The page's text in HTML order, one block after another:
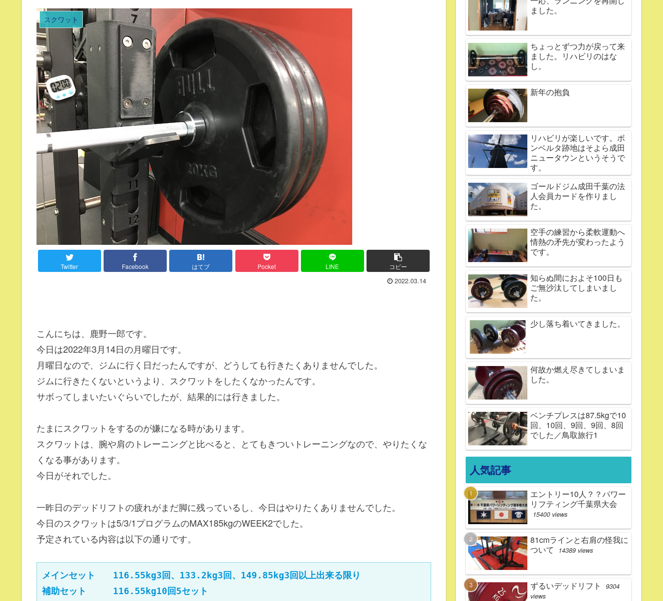
スクワット
Twitter Facebook はてブ Pocket LINE コピー
2022.03.14
こんにちは、鹿野一郎です。
今日は2022年3月14日の月曜日です。
月曜日なので、ジムに行く日だったんですが、どうしても行きたくありませんでした。
ジムに行きたくないというより、スクワットをしたくなかったんです。
サボってしまいたいぐらいでしたが、結果的には行きました。
たまにスクワットをするのが嫌になる時があります。
スクワットは、腕や肩のトレーニングと比べると、とてもきついトレーニングなので、やりたくな
くなる事があります。
今日がそれでした。
一昨日のデッドリフトの疲れがまだ脚に残っているし、今日はやりたくありませんでした。
今日のスクワットは5/3/1プログラムのMAX185kgのWEEK2でした。
予定されている内容は以下の通りです。
メインセット　　116.55kg3回、133.2kg3回、149.85kg3回以上出来る限り
補助セット　　　116.55kg10回5セット
ました。
ちょっとずつ力が戻って来
ました。リハビリのはな
し。
新年の抱負
リハビリが楽しいです。ボ
ンベルタ跡地はそよら成田
ニュータウンというそうで
す。
ゴールドジム成田千葉の法
人会員カードを作りまし
た。
空手の練習から柔軟運動へ
情熱の矛先が変わったよう
です。
知らぬ間におよそ100日も
ご無沙汰してしまいまし
た。
少し落ち着いてきました。
何故か燃え尽きてしまいま
した。
ベンチプレスは87.5kgで10
回、10回、9回、9回、8回
でした／鳥取旅行1
人気記事
エントリー10人？？パワー
リフティング千葉県大会
15400 views
81cmラインと右肩の怪我に
ついて
14389 views
ずるいデッドリフト
9304
views